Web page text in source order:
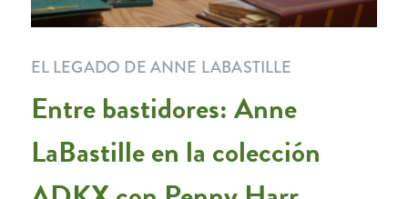
EL LEGADO DE ANNE LABASTILLE
Entre bastidores: Anne
LaBastille en la colección